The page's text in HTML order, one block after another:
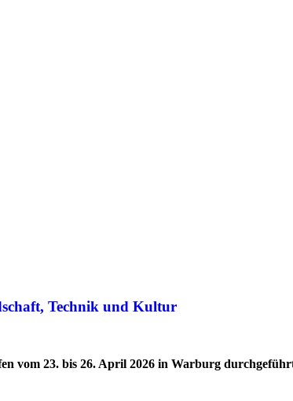
Technik und Kultur
vom 23. bis 26. April 2026 in Warburg